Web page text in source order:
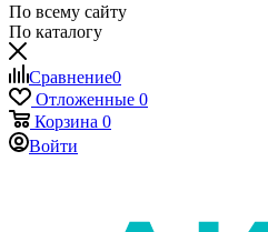
По всему сайту
По каталогу
Сравнение0
Отложенные 0
Корзина 0
Войти